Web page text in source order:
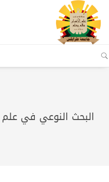
البحث النوعي في